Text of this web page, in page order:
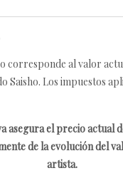
corresponde al valor
Saisho. Los impuestos
asegura el precio actual
de la evolución del
artista.